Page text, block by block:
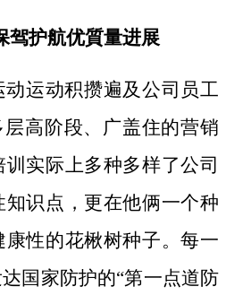
驾护航优質量进展
运动积攒遍及公司员工
高阶段、广盖住的营销
实际上多种多样了公司
知识点，更在他俩一个种
性的花楸树种子。每一
国家防护的“第一点道防